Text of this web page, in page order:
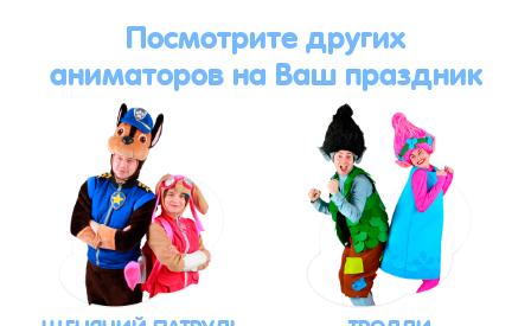
Посмотрите других
аниматоров на Ваш праздник